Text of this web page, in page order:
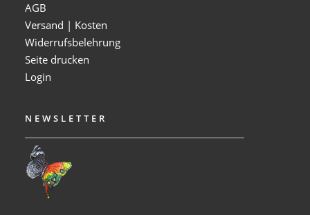
AGB
Versand | Kosten
Widerrufsbelehrung
Seite drucken
Login
NEWSLETTER